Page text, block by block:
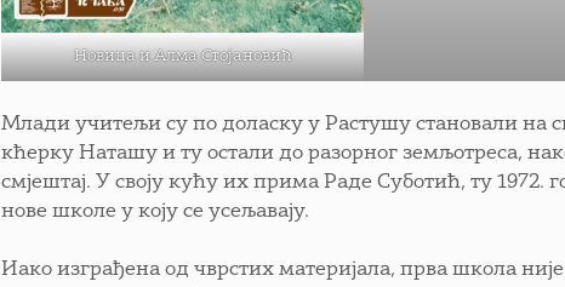
Новица и Алма Стојановић
Млади учитељи су по доласку у Растушу становали на
кћерку Наташу и ту остали до разорног земљотреса,
смјештај. У своју кућу их прима Раде Суботић, ту 1972.
нове школе у коју се усељавају.
Иако изграђена од чврстих материјала, прва школа